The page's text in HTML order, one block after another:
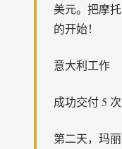
美元。把摩
的开始！
意大利工作
成功交付 5
第二天，玛